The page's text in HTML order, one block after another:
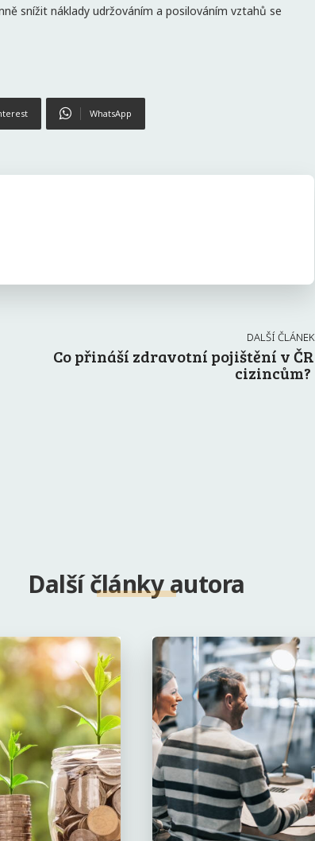
snížit náklady udržováním a posilováním vztahů se
WhatsApp
DALŠÍ ČLÁNEK
Co přináší zdravotní pojištění v ČR
cizincům?
Další články autora